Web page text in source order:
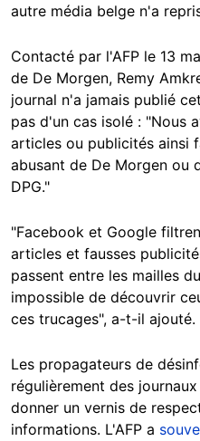
autre média belge n'a
Contacté par l'AFP le 13
de De Morgen, Remy
journal n'a jamais publié
pas d'un cas isolé : "Nous
articles ou publicités ainsi
abusant de De Morgen ou
DPG."
"Facebook et Google
articles et fausses
passent entre les mailles
impossible de découvrir
ces trucages", a-t-il ajouté.
Les propagateurs de
régulièrement des
donner un vernis de
informations. L'AFP a